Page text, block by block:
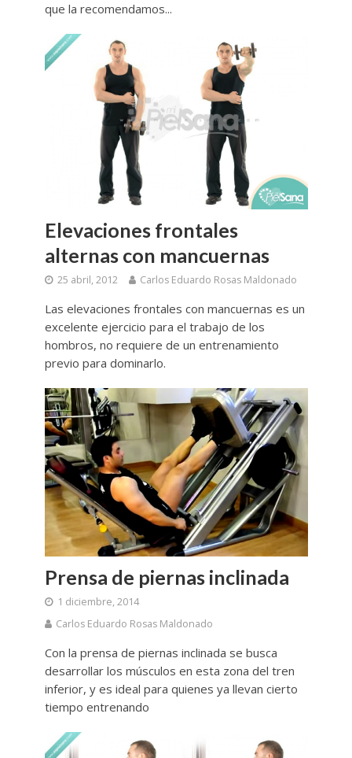
que la recomendamos...
Elevaciones frontales
alternas con mancuernas
25 abril, 2012 Carlos Eduardo Rosas Maldonado
Las elevaciones frontales con mancuernas es un
excelente ejercicio para el trabajo de los
hombros, no requiere de un entrenamiento
previo para dominarlo.
Prensa de piernas inclinada
1 diciembre, 2014
Carlos Eduardo Rosas Maldonado
Con la prensa de piernas inclinada se busca
desarrollar los músculos en esta zona del tren
inferior, y es ideal para quienes ya llevan cierto
tiempo entrenando